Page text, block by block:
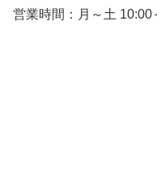
営業時間：月～土